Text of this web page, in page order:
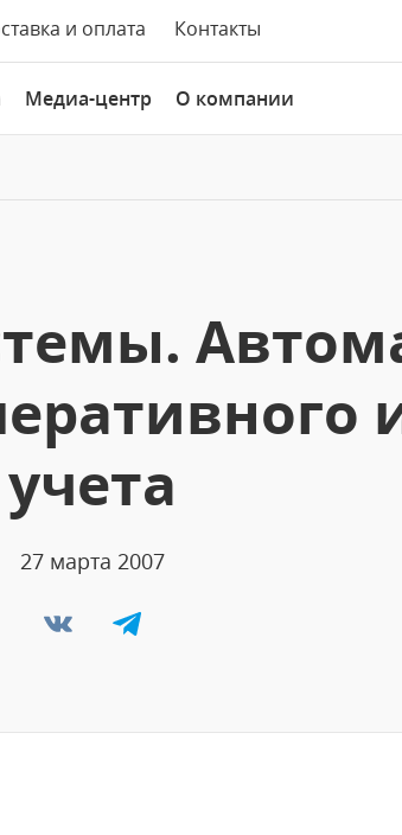
и оплата Контакты
Медиа-центр О компании
учета
27 марта 2007